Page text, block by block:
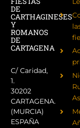
DE
CARTHAGINESES
Y
ROMANOS
DE
CARTAGENA
C/ Caridad,
1.
30202
CARTAGENA.
(MURCIA)
ESPAÑA